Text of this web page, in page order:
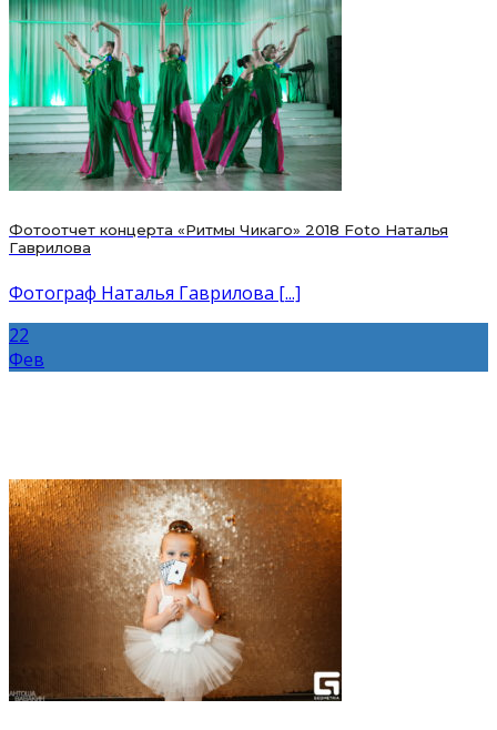
Фотоотчет концерта «Ритмы Чикаго» 2018 Foto Наталья
Гаврилова
Фотограф Наталья Гаврилова [...]
22
Фев